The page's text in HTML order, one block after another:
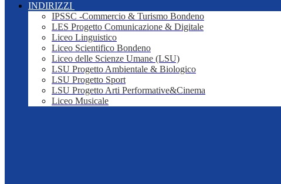
INDIRIZZI
IPSSC -Commercio & Turismo Bondeno
LES Progetto Comunicazione & Digitale
Liceo Linguistico
Liceo Scientifico Bondeno
Liceo delle Scienze Umane (LSU)
LSU Progetto Ambientale & Biologico
LSU Progetto Sport
LSU Progetto Arti Performative&Cinema
Liceo Musicale